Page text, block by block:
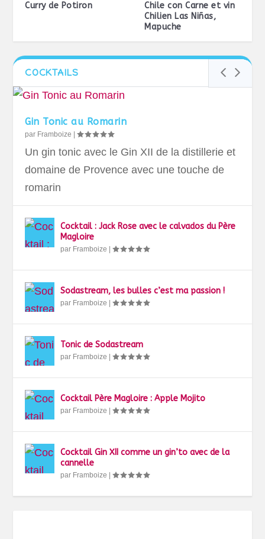
Curry de Potiron
Chile con Carne et vin
Chilien Las Niñas,
Mapuche
COCKTAILS
Gin Tonic au Romarin
par Framboize |
Un gin tonic avec le Gin XII de la distillerie et
domaine de Provence avec une touche de
romarin
Cocktail : Jack Rose avec le calvados du Père
Magloire
par Framboize |
Sodastream, les bulles c’est ma passion !
par Framboize |
Tonic de Sodastream
par Framboize |
Cocktail Père Magloire : Apple Mojito
par Framboize |
Cocktail Gin XII comme un gin’to avec de la
cannelle
par Framboize |